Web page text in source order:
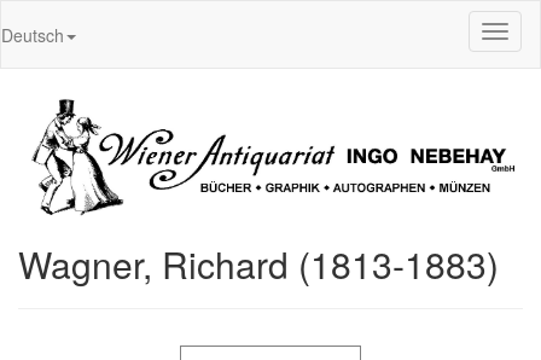
Deutsch
Wagner, Richard (1813-1883)